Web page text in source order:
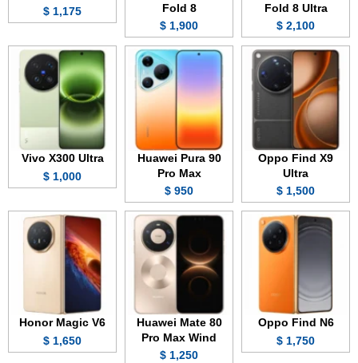
Fold 8 Ultra
2,100 $
Fold 8
1,900 $
1,175 $
Oppo Find X9
Ultra
1,500 $
Huawei Pura 90
Pro Max
950 $
Vivo X300 Ultra
1,000 $
Oppo Find N6
1,750 $
Huawei Mate 80
Pro Max Wind
1,250 $
Honor Magic V6
1,650 $